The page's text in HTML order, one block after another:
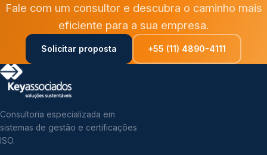
Fale com um consultor e descubra o caminho mais
eficiente para a sua empresa.
Solicitar proposta +55 (11) 4890-4111
Consultoria especializada em
sistemas de gestão e certificações
ISO.